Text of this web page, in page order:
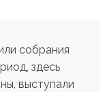
собрания
здесь
выступали